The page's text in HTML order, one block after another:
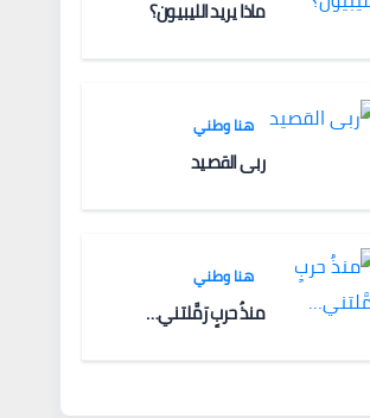
ماذا يريد الليبيون؟
هنا وطني
ربى القصيد
هنا وطني
منذُ حربٍ رَمَّلتني…